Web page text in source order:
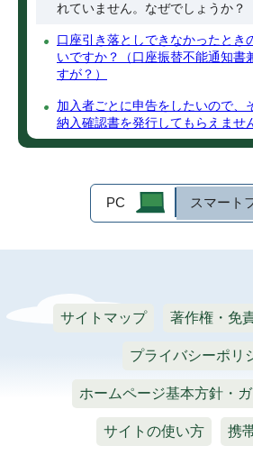
れていません。なぜでしょうか？
口座引き落としできなかったとき
いですか？（口座振替不能通知書
すが？）
加入者ごとに申告をしたいので、
納入確認書を発行してもらえませ
PC スマート
サイトマップ 著作権・免
プライバシーポリ
ホームページ基本方針・
サイトの使い方 携